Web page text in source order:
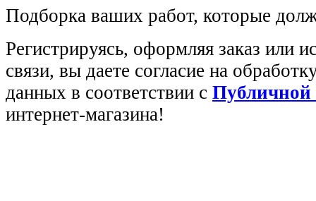
Подборка ваших работ, которые
Регистрируясь, оформляя заказ или
связи, вы даете согласие на
данных в соответствии с Публичной
интернет-магазина!